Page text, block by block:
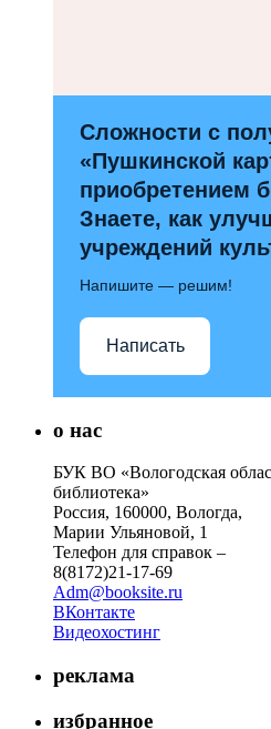
Сложности с
«Пушкинской
приобретением
Знаете, как
учреждений
Напишите — решим!
Написать
о нас
БУК ВО «Вологодская
библиотека»
Россия, 160000, Вологда,
Марии Ульяновой, 1
Телефон для справок –
8(8172)21-17-69
Adm@booksite.ru
ВКонтакте
Видеохостинг
реклама
избранное